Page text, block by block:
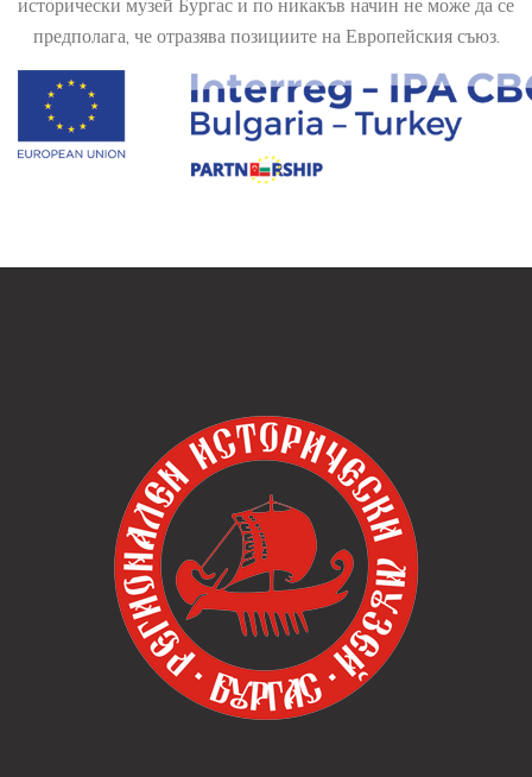
предполага, че отразява позициите на Европейския съюз.